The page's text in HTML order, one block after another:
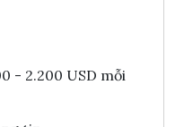
- 2.200 USD mỗi